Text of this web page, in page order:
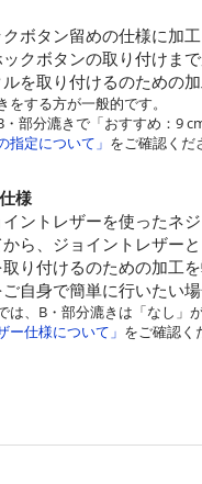
ボタン留めの仕様に加
クボタンの取り付けま
を取り付けるのための
する方が一般的です。
部分漉きで「おすすめ：9
指定について」 をご確認くだ
様
ントレザーを使ったネ
ら、ジョイントレザー
り付けるのための加工
自身で簡単に行いたい
、B・部分漉きは「なし」
ー仕様について」 をご確認く